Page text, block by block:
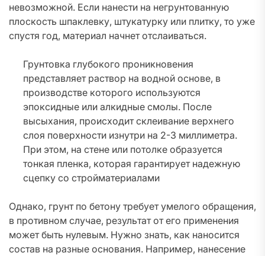
невозможной. Если нанести на негрунтованную
плоскость шпаклевку, штукатурку или плитку, то уже
спустя год, материал начнет отслаиваться.
Грунтовка глубокого проникновения
представляет раствор на водной основе, в
производстве которого используются
эпоксидные или алкидные смолы. После
высыхания, происходит склеивание верхнего
слоя поверхности изнутри на 2-3 миллиметра.
При этом, на стене или потолке образуется
тонкая пленка, которая гарантирует надежную
сцепку со стройматериалами
Однако, грунт по бетону требует умелого обращения,
в противном случае, результат от его применения
может быть нулевым. Нужно знать, как наносится
состав на разные основания. Например, нанесение